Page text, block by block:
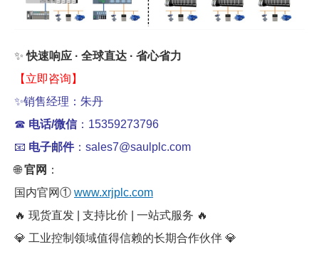
✨快速响应 · 全球直达 · 省心省力
【立即咨询】
✨销售经理：朱丹
☎ 电话/微信：15359273796
📧 电子邮件：sales7@saulplc.com
🌐官网 ：
国内官网① www.xrjplc.com
🔥 现货直发 | 支持比价 | 一站式服务 🔥
💎 工业控制领域值得信赖的长期合作伙伴 💎